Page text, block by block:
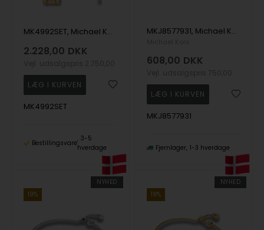
MK4992SET, Michael Kors Lexington Set Quartz Dame m/lænke
2.228,00 DKK
MK4992SET
Bestillingsvare
3-5
hverdage
MKJ8577931, Michael Kors Premium Armbånd
608,00 DKK
MKJ8577931
Fjernlager 1-3 hverdage
NYHED
19%
NYHED
19%